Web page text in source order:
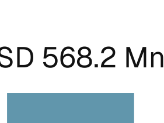
568.2 Mn